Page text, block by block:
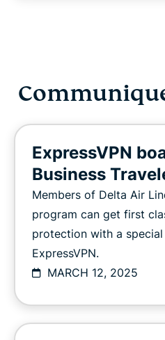
ExpressVPN
Business
Members of Delta Air
program can get first
protection with a
ExpressVPN.
MARCH 12, 2025